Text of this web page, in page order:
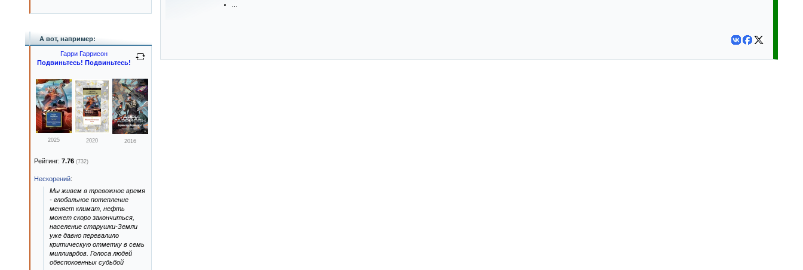
А вот, например:
Гарри Гаррисон
Подвиньтесь! Подвиньтесь!
2025 2020 2016
Рейтинг: 7.76 (732)
Нескорений:
Мы живем в тревожное время
- глобальное потепление
меняет климат, нефть
может скоро закончиться,
население старушки-Земли
уже давно перевалило
критическую отметку в семь
миллиардов. Голоса людей
обеспокоенных судьбой